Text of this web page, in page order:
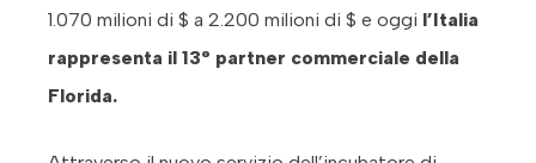
1.070 milioni di $ a 2.200 milioni di $ e oggi l’Italia
rappresenta il 13° partner commerciale della
Florida.